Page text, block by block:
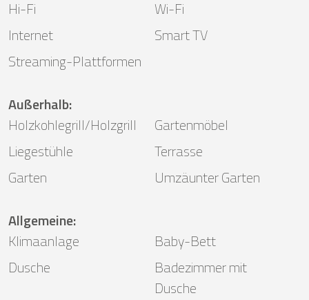
Hi-Fi
Wi-Fi
Internet
Smart TV
Streaming-Plattformen
Außerhalb:
Holzkohlegrill/Holzgrill
Gartenmöbel
Liegestühle
Terrasse
Garten
Umzäunter Garten
Allgemeine:
Klimaanlage
Baby-Bett
Dusche
Badezimmer mit
Dusche